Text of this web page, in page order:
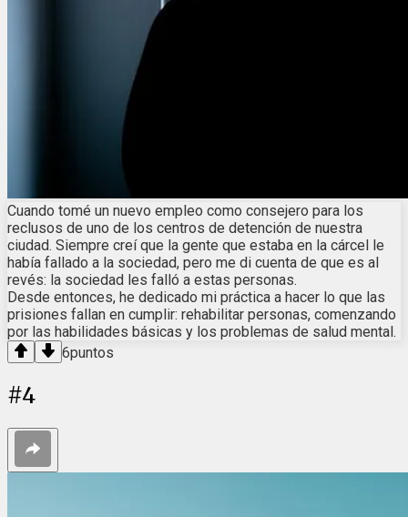
Cuando tomé un nuevo empleo como consejero para los
reclusos de uno de los centros de detención de nuestra
ciudad. Siempre creí que la gente que estaba en la cárcel le
había fallado a la sociedad, pero me di cuenta de que es al
revés: la sociedad les falló a estas personas.
Desde entonces, he dedicado mi práctica a hacer lo que las
prisiones fallan en cumplir: rehabilitar personas, comenzando
por las habilidades básicas y los problemas de salud mental.
6puntos
#4